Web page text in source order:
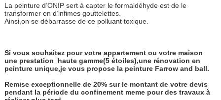
La peinture d’ONIP sert à capter le formaldéhyde est de le
transformer en d’infimes gouttelettes.
Ainsi,on se débarrasse de ce polluant toxique.
Si vous souhaitez pour votre appartement ou votre maison
une prestation haute gamme(5 étoiles),une rénovation en
peinture unique,je vous propose la peinture Farrow and ball.
Remise exceptionnelle de 20% sur le montant de votre devis
pendant la période du confinement meme pour des travaux à